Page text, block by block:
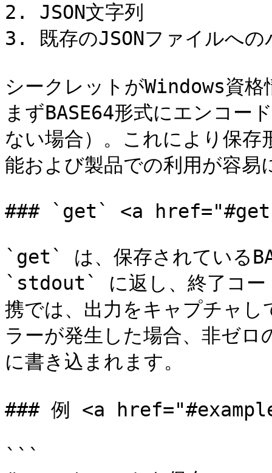
2. JSON文字列
3. 既存のJSONファイルへの
シークレットがWindows資
まずBASE64形式にエンコー
ない場合）。これにより保
能および製品での利用が容易
### `get` <a
`get` は、保存されている
`stdout` に返し、終了コー
携では、出力をキャプチャ
ラーが発生した場合、非ゼ
に書き込まれます。
### 例 <a
```